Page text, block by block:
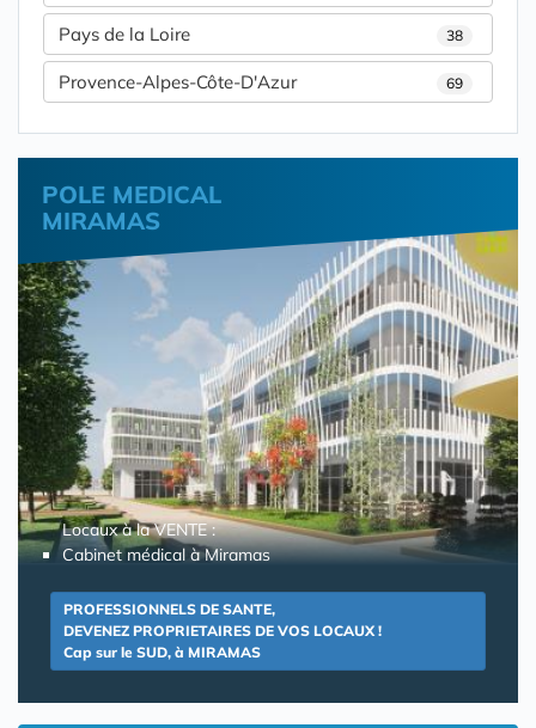
Pays de la Loire 38
Provence-Alpes-Côte-D'Azur 69
POLE MEDICAL
MIRAMAS
Locaux à la VENTE :
Cabinet médical à Miramas
PROFESSIONNELS DE SANTE,
DEVENEZ PROPRIETAIRES DE VOS LOCAUX !
Cap sur le SUD, à MIRAMAS